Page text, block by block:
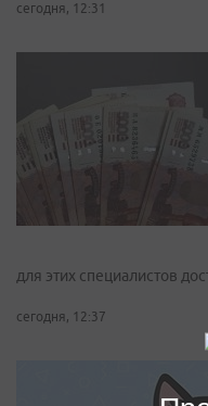
сегодня, 12:31
для этих специалистов
сегодня, 12:37